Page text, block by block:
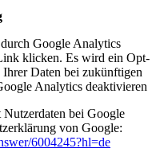
Google Analytics
klicken. Es wird ein Opt-
Daten bei zukünftigen
Analytics deaktivieren
bei Google
von Google:
6004245?hl=de